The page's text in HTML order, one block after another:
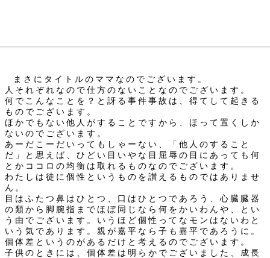
まさにタイトルのママなのでございます。
人それぞれなので仕方のないことなのでございます。
何でこんなことを？と訝る事件事故は、得てして起きる
ものでございます。
ほかでもない他人がすることですから、ほって置くしか
ないのでございます。
あーだこーだいってもしゃーない、「他人のすること
だ」と思えば、ひどい目いやな目屈辱の目にあっても何
とかココロの均衡は取れるものなのでございます。
わたしは徒に個性というものを讃えるものではありませ
ん。
目はふたつ鼻はひとつ、口はひとつであろう、心臓臓器
の類から脚腕指までほぼ同じなら何をかいわんや、とい
う由でございます。いうほど個性ってなモンはないわと
いう気であります。親が嘉平なら子も嘉平であろうに。
個体差というのがあるだけと考えるのでございます。
子供のときには、個体差は明らかでございました、成長